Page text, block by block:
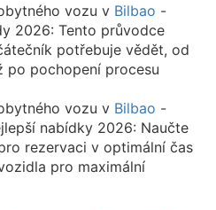
vozu v Bilbao -
2026: Tento průvodce
potřebuje vědět, od
po pochopení procesu
vozu v Bilbao -
nabídky 2026: Naučte
rezervaci v optimální čas
pro maximální